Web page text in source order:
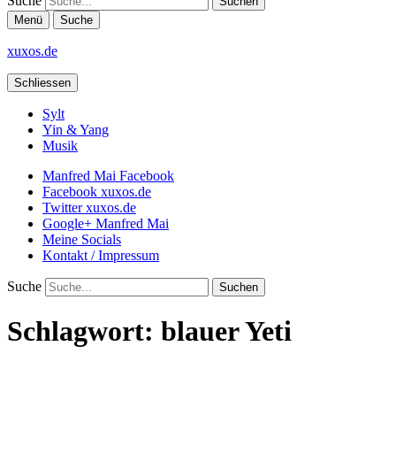
Menü Suche
xuxos.de
Schliessen
Sylt
Yin & Yang
Musik
Manfred Mai Facebook
Facebook xuxos.de
Twitter xuxos.de
Google+ Manfred Mai
Meine Socials
Kontakt / Impressum
Suche
Schlagwort: blauer Yeti